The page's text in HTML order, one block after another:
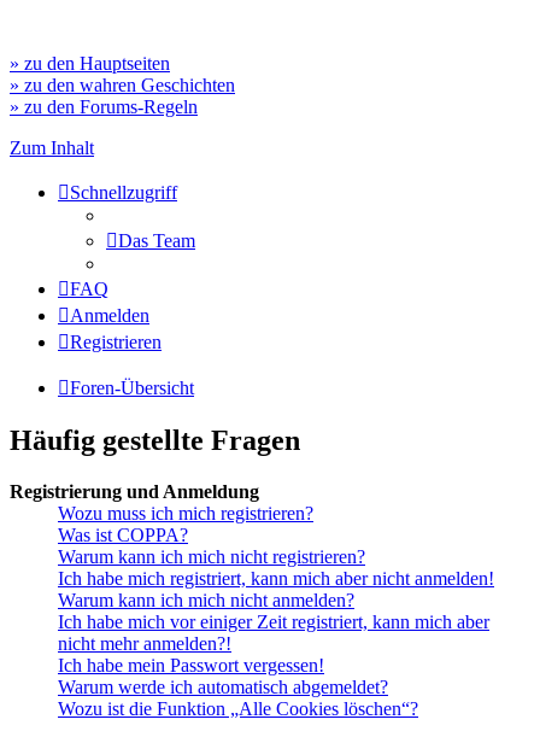
» zu den Hauptseiten
» zu den wahren Geschichten
» zu den Forums-Regeln
Zum Inhalt
Schnellzugriff
Das Team
FAQ
Anmelden
Registrieren
Foren-Übersicht
Häufig gestellte Fragen
Registrierung und Anmeldung
Wozu muss ich mich registrieren?
Was ist COPPA?
Warum kann ich mich nicht registrieren?
Ich habe mich registriert, kann mich aber nicht anmelden!
Warum kann ich mich nicht anmelden?
Ich habe mich vor einiger Zeit registriert, kann mich aber
nicht mehr anmelden?!
Ich habe mein Passwort vergessen!
Warum werde ich automatisch abgemeldet?
Wozu ist die Funktion „Alle Cookies löschen“?